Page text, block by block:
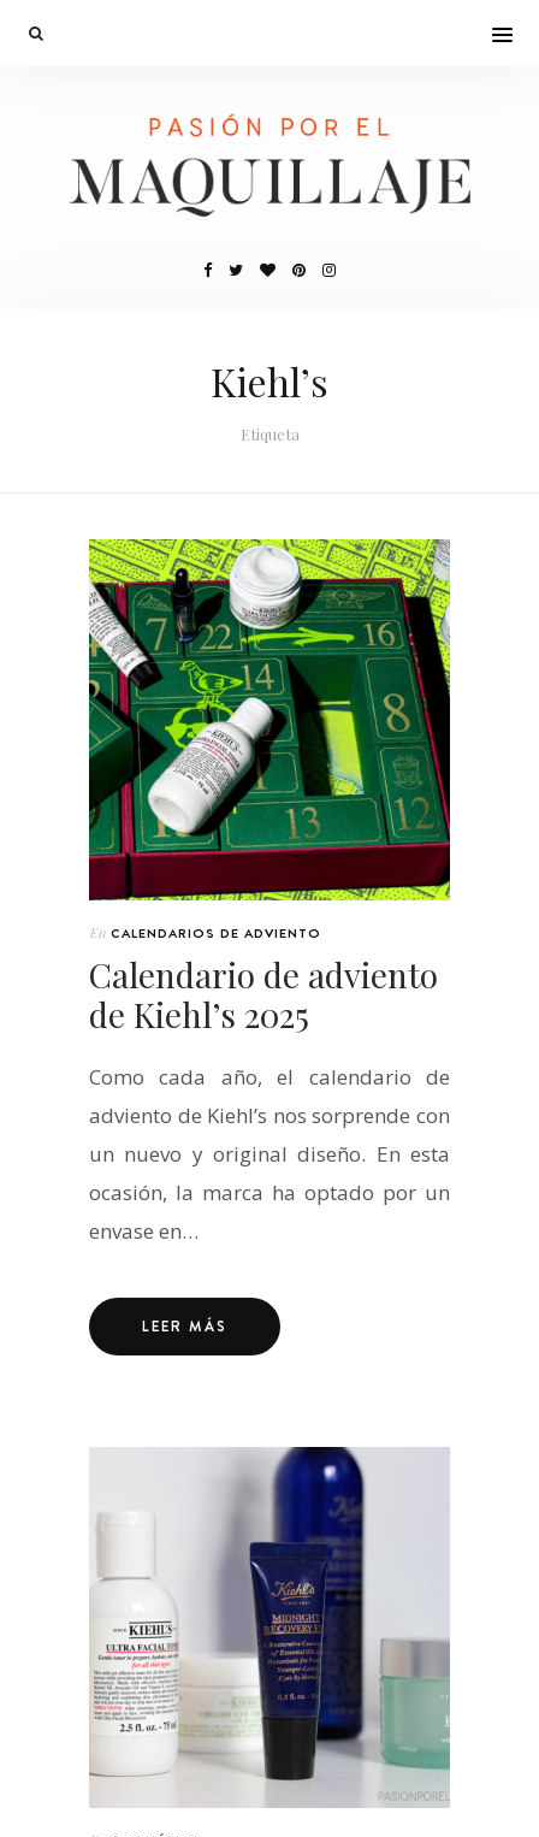
Kiehl’s
Etiqueta
En CALENDARIOS DE ADVIENTO
Calendario de adviento
de Kiehl’s 2025
Como cada año, el calendario de
adviento de Kiehl’s nos sorprende con
un nuevo y original diseño. En esta
ocasión, la marca ha optado por un
envase en…
LEER MÁS